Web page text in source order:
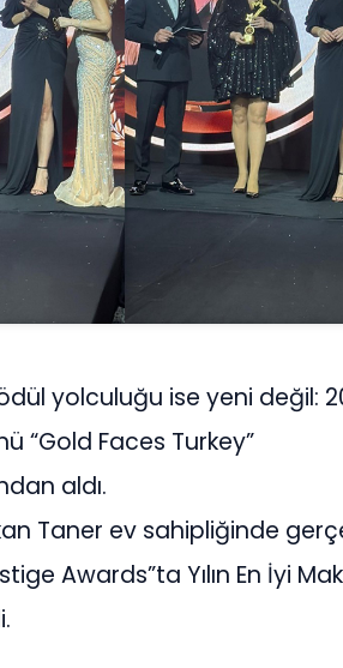
yolculuğu ise yeni değil:
“Gold Faces Turkey”
aldı.
Taner ev sahipliğinde
Awards”ta Yılın En İyi